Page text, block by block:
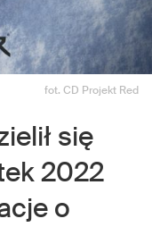
fot. CD Projekt Red
się
2022
o